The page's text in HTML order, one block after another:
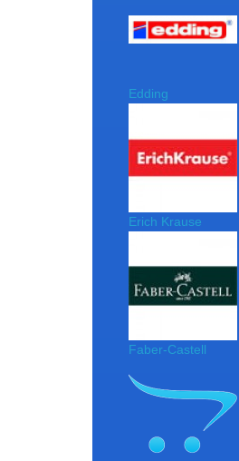
Edding
Erich Krause
Faber-Castell